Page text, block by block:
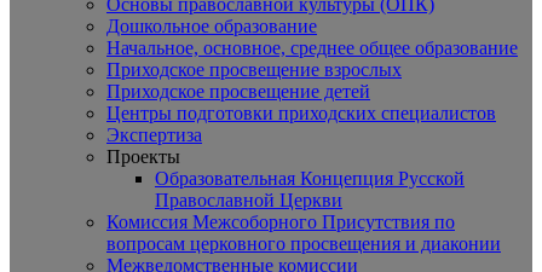
Основы православной культуры (ОПК)
Дошкольное образование
Начальное, основное, среднее общее образование
Приходское просвещение взрослых
Приходское просвещение детей
Центры подготовки приходских специалистов
Экспертиза
Проекты
Образовательная Концепция Русской
Православной Церкви
Комиссия Межсоборного Присутствия по
вопросам церковного просвещения и диаконии
Межведомственные комиссии